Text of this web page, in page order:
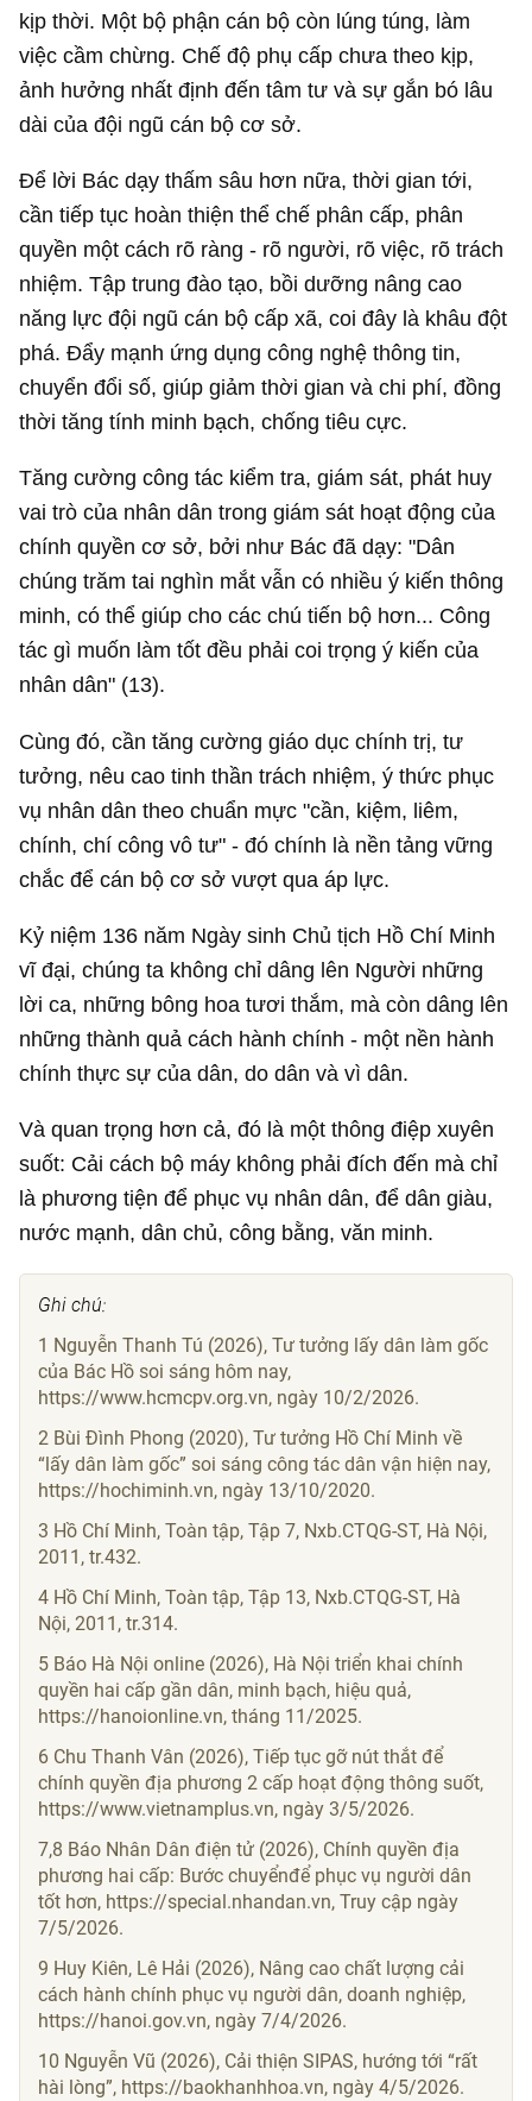
kịp thời. Một bộ phận cán bộ còn lúng túng, làm
việc cầm chừng. Chế độ phụ cấp chưa theo kịp,
ảnh hưởng nhất định đến tâm tư và sự gắn bó lâu
dài của đội ngũ cán bộ cơ sở.
Để lời Bác dạy thấm sâu hơn nữa, thời gian tới,
cần tiếp tục hoàn thiện thể chế phân cấp, phân
quyền một cách rõ ràng - rõ người, rõ việc, rõ trách
nhiệm. Tập trung đào tạo, bồi dưỡng nâng cao
năng lực đội ngũ cán bộ cấp xã, coi đây là khâu đột
phá. Đẩy mạnh ứng dụng công nghệ thông tin,
chuyển đổi số, giúp giảm thời gian và chi phí, đồng
thời tăng tính minh bạch, chống tiêu cực.
Tăng cường công tác kiểm tra, giám sát, phát huy
vai trò của nhân dân trong giám sát hoạt động của
chính quyền cơ sở, bởi như Bác đã dạy: "Dân
chúng trăm tai nghìn mắt vẫn có nhiều ý kiến thông
minh, có thể giúp cho các chú tiến bộ hơn... Công
tác gì muốn làm tốt đều phải coi trọng ý kiến của
nhân dân" (13).
Cùng đó, cần tăng cường giáo dục chính trị, tư
tưởng, nêu cao tinh thần trách nhiệm, ý thức phục
vụ nhân dân theo chuẩn mực "cần, kiệm, liêm,
chính, chí công vô tư" - đó chính là nền tảng vững
chắc để cán bộ cơ sở vượt qua áp lực.
Kỷ niệm 136 năm Ngày sinh Chủ tịch Hồ Chí Minh
vĩ đại, chúng ta không chỉ dâng lên Người những
lời ca, những bông hoa tươi thắm, mà còn dâng lên
những thành quả cách hành chính - một nền hành
chính thực sự của dân, do dân và vì dân.
Và quan trọng hơn cả, đó là một thông điệp xuyên
suốt: Cải cách bộ máy không phải đích đến mà chỉ
là phương tiện để phục vụ nhân dân, để dân giàu,
nước mạnh, dân chủ, công bằng, văn minh.
Ghi chú:
1 Nguyễn Thanh Tú (2026), Tư tưởng lấy dân làm gốc
của Bác Hồ soi sáng hôm nay,
https://www.hcmcpv.org.vn, ngày 10/2/2026.
2 Bùi Đình Phong (2020), Tư tưởng Hồ Chí Minh về
“lấy dân làm gốc” soi sáng công tác dân vận hiện nay,
https://hochiminh.vn, ngày 13/10/2020.
3 Hồ Chí Minh, Toàn tập, Tập 7, Nxb.CTQG-ST, Hà Nội,
2011, tr.432.
4 Hồ Chí Minh, Toàn tập, Tập 13, Nxb.CTQG-ST, Hà
Nội, 2011, tr.314.
5 Báo Hà Nội online (2026), Hà Nội triển khai chính
quyền hai cấp gần dân, minh bạch, hiệu quả,
https://hanoionline.vn, tháng 11/2025.
6 Chu Thanh Vân (2026), Tiếp tục gỡ nút thắt để
chính quyền địa phương 2 cấp hoạt động thông suốt,
https://www.vietnamplus.vn, ngày 3/5/2026.
7,8 Báo Nhân Dân điện tử (2026), Chính quyền địa
phương hai cấp: Bước chuyểnđể phục vụ người dân
tốt hơn, https://special.nhandan.vn, Truy cập ngày
7/5/2026.
9 Huy Kiên, Lê Hải (2026), Nâng cao chất lượng cải
cách hành chính phục vụ người dân, doanh nghiệp,
https://hanoi.gov.vn, ngày 7/4/2026.
10 Nguyễn Vũ (2026), Cải thiện SIPAS, hướng tới “rất
hài lòng”, https://baokhanhhoa.vn, ngày 4/5/2026.